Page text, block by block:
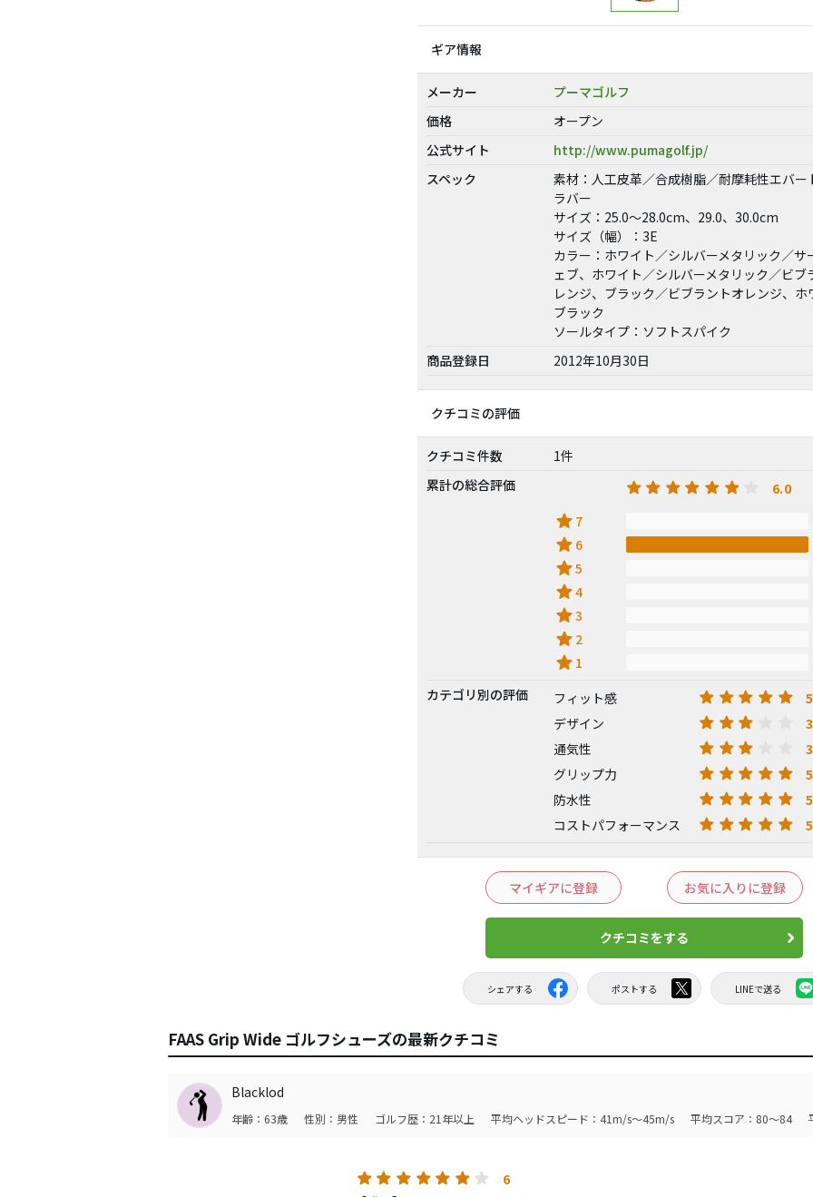
ギア情報
メーカー
プーマゴルフ
価格
オープン
公式サイト
http://www.pumagolf.jp/
スペック
素材：人工皮革／合成樹脂／耐摩耗性エバー
ラバー
サイズ：25.0〜28.0cm、29.0、30.0cm
サイズ（幅）：3E
カラー：ホワイト／シルバーメタリック／サ
ェブ、ホワイト／シルバーメタリック／ビブ
レンジ、ブラック／ビブラントオレンジ、ホ
ブラック
ソールタイプ：ソフトスパイク
商品登録日
2012年10月30日
クチコミの評価
クチコミ件数
1件
累計の総合評価
6.0
star 7
star 6
star5
star4
star3
star 2
star 1
カテゴリ別の評価
フィット感
デザイン
通気性
グリップ力
防水性
コストパフォーマンス
マイギアに登録 お気に入りに登録
クチコミをする
シェアする ポストする LINEで送る
FAAS Grip Wide ゴルフシューズの最新クチコミ
Blacklod
年齢：63歳 性別：男性 ゴルフ歴：21年以上 平均ヘッドスピード：41m/s～45m/s 平均スコア：80～84
6